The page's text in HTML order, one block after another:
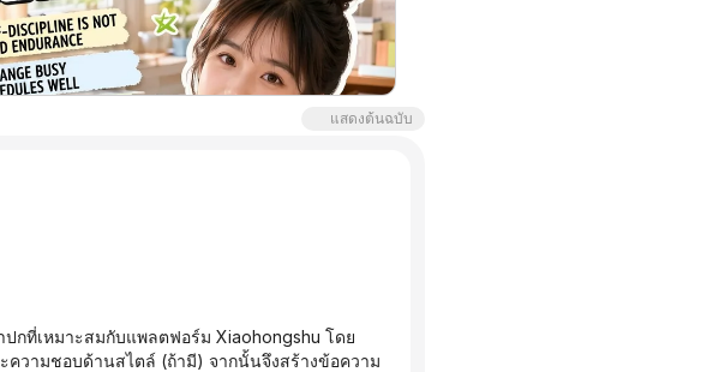
แสดงต้นฉบับ
ความชอบด้านสไตล์ (ถ้ามี) จากนั้นจึงสร้างข้อความ